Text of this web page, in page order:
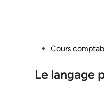
PostedCours
Le langage